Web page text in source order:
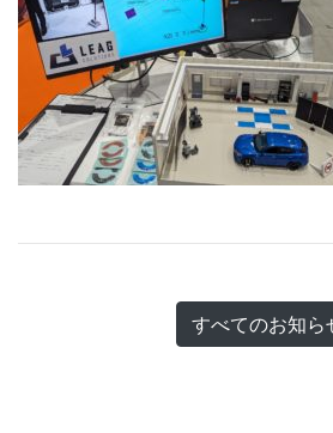
すべてのお知ら